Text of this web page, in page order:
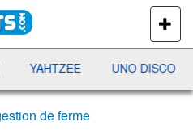
PLUS
DE
JEUX
YAHTZEE UNO DISCO
de ferme